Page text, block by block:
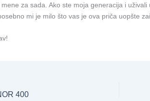
za sada. Ako ste moja generacija i
mi je milo što vas je ova priča uopšte
400